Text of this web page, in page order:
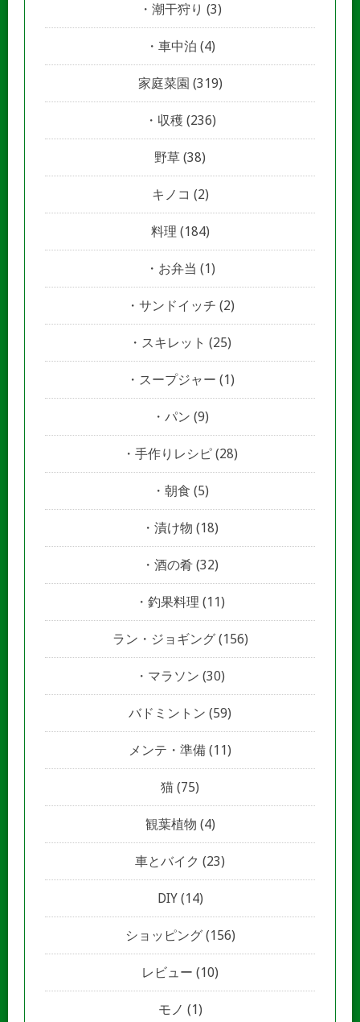
潮干狩り (3)
車中泊 (4)
家庭菜園 (319)
収穫 (236)
野草 (38)
キノコ (2)
料理 (184)
お弁当 (1)
サンドイッチ (2)
スキレット (25)
スープジャー (1)
パン (9)
手作りレシピ (28)
朝食 (5)
漬け物 (18)
酒の肴 (32)
釣果料理 (11)
ラン・ジョギング(156)
マラソン (30)
バドミントン (59)
メンテ・準備 (11)
猫 (75)
観葉植物 (4)
車とバイク (23)
DIY(14)
ショッピング(156)
レビュー (10)
モノ (1)